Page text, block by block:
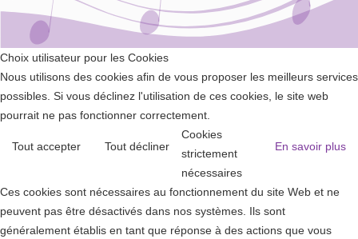
Choix utilisateur pour les Cookies
Nous utilisons des cookies afin de vous proposer les meilleurs services
possibles. Si vous déclinez l'utilisation de ces cookies, le site web
pourrait ne pas fonctionner correctement.
Tout accepter Tout décliner En savoir plus
Cookies
strictement
nécessaires
Ces cookies sont nécessaires au fonctionnement du site Web et ne
peuvent pas être désactivés dans nos systèmes. Ils sont
généralement établis en tant que réponse à des actions que vous